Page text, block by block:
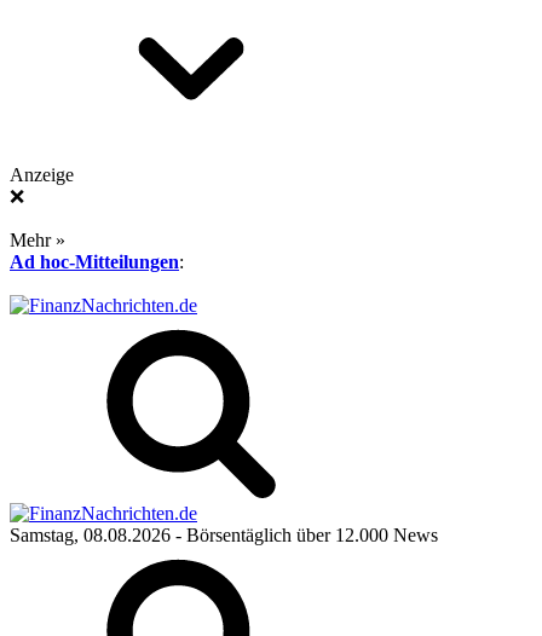
Anzeige
❌
Mehr »
Ad hoc-Mitteilungen:
Samstag, 08.08.2026 - Börsentäglich über 12.000 News